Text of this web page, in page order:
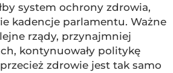
system ochrony zdrowia,
kadencje parlamentu. Ważne
rządy, przynajmniej
kontynuowały politykę
zdrowie jest tak samo